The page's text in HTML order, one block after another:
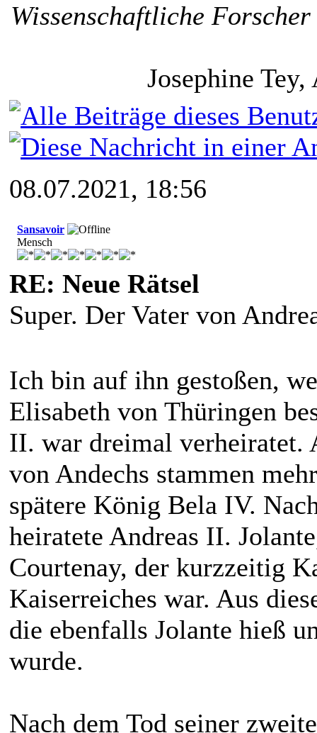
Wissenschaftliche
Josephine
08.07.2021, 18:56
Sansavoir
Mensch
RE: Neue Rätsel
Super. Der Vater von
Ich bin auf ihn gestoßen,
Elisabeth von Thüringen
II. war dreimal verheiratet.
von Andechs stammen
spätere König Bela IV.
heiratete Andreas II.
Courtenay, der kurzzeitig
Kaiserreiches war. Aus
die ebenfalls Jolante hieß
wurde.
Nach dem Tod seiner